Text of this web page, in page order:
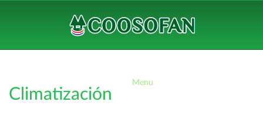
Menu
Climatización